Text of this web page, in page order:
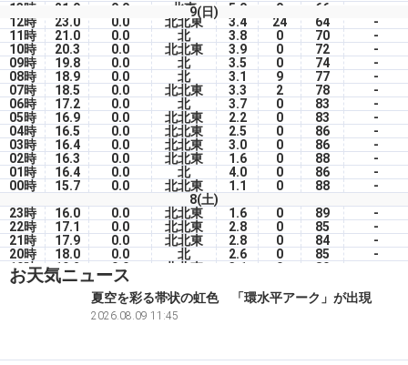
9(日)
13時 21.9 0.0 北東 5.0 0 66
12時
23.0 0.0 北北東 3.4 24 64
-
11時
21.0 0.0 北 3.8 0 70
-
10時
20.3 0.0 北北東 3.9 0 72
-
09時
19.8 0.0 北 3.5 0 74
-
08時
18.9 0.0 北 3.1 9 77
-
07時
18.5 0.0 北北東 3.3 2 78
-
06時
17.2 0.0 北 3.7 0 83
-
05時
16.9 0.0 北北東 2.2 0 83
-
04時
16.5 0.0 北北東 2.5 0 86
-
03時
16.4 0.0 北北東 3.0 0 86
-
02時
16.3 0.0 北北東 1.6 0 88
-
01時
16.4 0.0 北 4.0 0 86
-
00時
15.7 0.0 北北東 1.1 0 88
-
8(土)
23時
16.0 0.0 北北東 1.6 0 89
-
22時
17.1 0.0 北北東 2.8 0 85
-
21時
17.9 0.0 北北東 2.8 0 84
-
20時
18.0 0.0 北 2.6 0 85
-
19時
19.2 0.0 北北東 3.1 0 80
18時
19.8 0.0
0.0 北東 4.0 0 81
0.0 北北東 15 80
0.0 北東
お天気ニュース
夏空を彩る帯状の虹色 「環水平アーク」が出現
2026.08.09 11:45